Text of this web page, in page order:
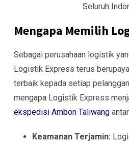
Seluruh
Mengapa Memilih
Sebagai perusahaan logistik
Logistik Express terus
terbaik kepada setiap
mengapa Logistik Express
ekspedisi Ambon Taliwang
Keamanan Terjamin: